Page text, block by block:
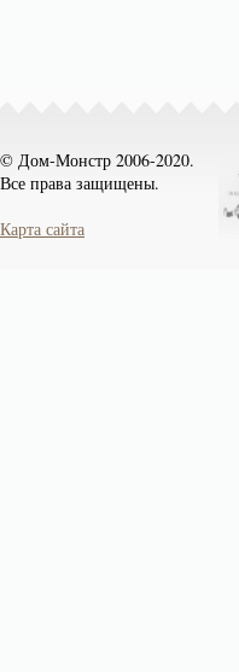
© Дом-Монстр 2006-2020.
Все права защищены.
Карта сайта